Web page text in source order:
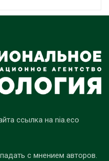
ссылка на nia.eco
с мнением авторов.